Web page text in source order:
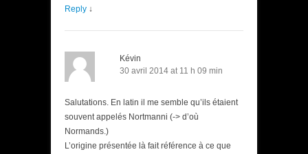
Reply ↓
Kévin
30 avril 2014 at 11 h 09 min
Salutations. En latin il me semble qu’ils étaient
souvent appelés Nortmanni (-> d’où
Normands.)
L’origine présentée là fait référence à ce que